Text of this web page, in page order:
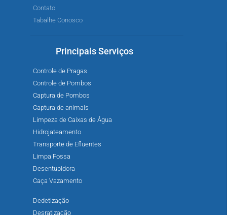
Contato
Tabalhe Conosco
Principais Serviços
Controle de Pragas
Controle de Pombos
Captura de Pombos
Captura de animais
Limpeza de Caixas de Água
Hidrojateamento
Transporte de Efluentes
Limpa Fossa
Desentupidora
Caça Vazamento
Dedetização
Desratização